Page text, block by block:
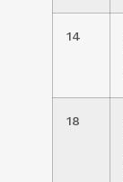
14
18